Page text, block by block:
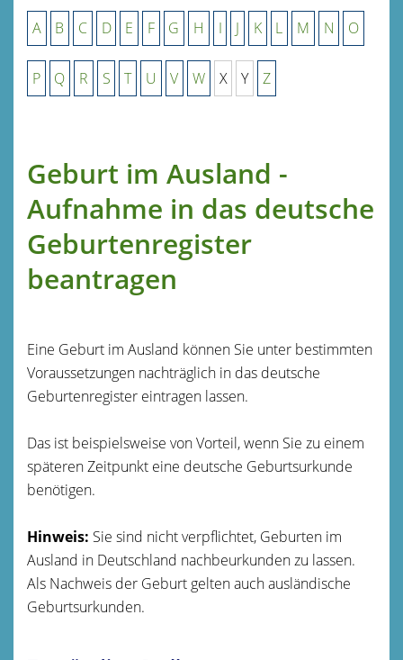
A B C D E F G H I J K L M N O
P Q R S T U V W X Y Z
Geburt im Ausland -
Aufnahme in das deutsche
Geburtenregister
beantragen
Eine Geburt im Ausland können Sie unter bestimmten
Voraussetzungen nachträglich in das deutsche
Geburtenregister eintragen lassen.
Das ist beispielsweise von Vorteil, wenn Sie zu einem
späteren Zeitpunkt eine deutsche Geburtsurkunde
benötigen.
Hinweis: Sie sind nicht verpflichtet, Geburten im
Ausland in Deutschland nachbeurkunden zu lassen.
Als Nachweis der Geburt gelten auch ausländische
Geburtsurkunden.